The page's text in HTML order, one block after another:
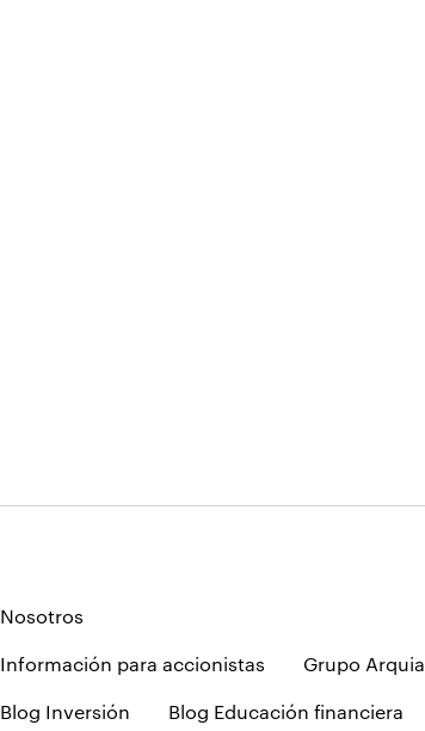
Nosotros
Información para accionistas Grupo Arquia
Blog Inversión Blog Educación financiera